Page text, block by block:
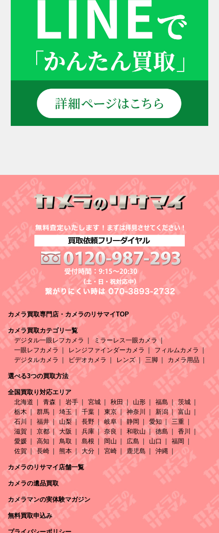
カメラ買取専門店・カメラのリサマイTOP
カメラ買取カテゴリ一覧
デジタル一眼レフカメラ
ミラーレス一眼カメラ
一眼レフカメラ
レンジファインダーカメラ
フィルムカメラ
デジタルカメラ
ビデオカメラ レンズ 三脚 カメラ用品
選べる3つの買取方法
全国買取り対応エリア
北海道
青森 岩手 宮城 秋田 山形 福島
茨城
栃木
群馬 埼玉 千葉 東京 神奈川 新潟
富山
石川
福井 山梨 長野 岐阜 静岡 愛知
三重
滋賀
京都 大阪 兵庫 奈良 和歌山 徳島
香川
愛媛
高知 鳥取 島根 岡山 広島 山口
福岡
佐賀
長崎 熊本 大分 宮崎 鹿児島 沖縄
カメラのリサマイ店舗一覧
カメラの遺品買取
カメラマンの実体験マガジン
無料買取申込み